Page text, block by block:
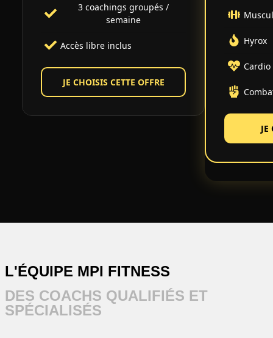
3 coachings groupés /
semaine
Accès libre inclus
JE CHOISIS CETTE OFFRE
Hyrox
Cardio
JE
L'ÉQUIPE MPI FITNESS
DES COACHS QUALIFIÉS ET
SPÉCIALISÉS